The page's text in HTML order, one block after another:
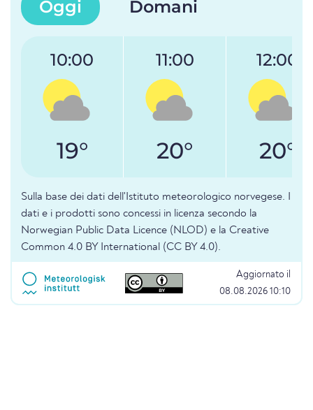
Oggi Domani
10:00
19°
11:00
20°
12:00
20°
Sulla base dei dati dell'Istituto meteorologico norvegese. I
dati e i prodotti sono concessi in licenza secondo la
Norwegian Public Data Licence (NLOD) e la Creative
Common 4.0 BY International (CC BY 4.0).
Aggiornato il
08.08.2026 10:10